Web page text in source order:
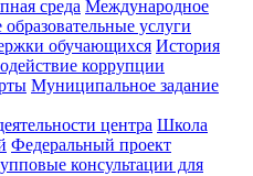
среда Международное
услуги
обучающихся История
коррупции
Муниципальное задание
центра Школа
Федеральный проект
консультации для